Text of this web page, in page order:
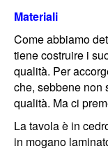
Materiali
Come abbiamo
tiene costruire i
qualità. Per
che, sebbene non
qualità. Ma ci
La tavola è in
in mogano